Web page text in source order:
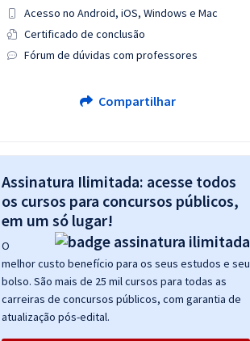
Acesso no Android, iOS, Windows e Mac
Certificado de conclusão
Fórum de dúvidas com professores
Compartilhar
Assinatura Ilimitada: acesse todos
os cursos para concursos públicos,
em um só lugar!
O
melhor custo benefício para os seus estudos e seu
bolso. São mais de 25 mil cursos para todas as
carreiras de concursos públicos, com garantia de
atualização pós-edital.